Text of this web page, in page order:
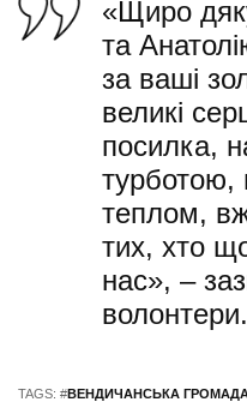
«Щиро
та
за ваші
великі
посилка,
турботою,
теплом,
тих, хто
нас», –
волонтери.
TAGS: #ВЕНДИЧАНСЬКА